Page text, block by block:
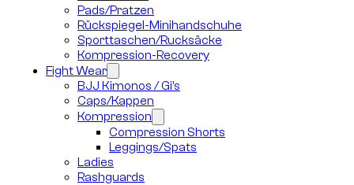
Pads/Pratzen
Rückspiegel-Minihandschuhe
Sporttaschen/Rucksäcke
Kompression-Recovery
Fight Wear
BJJ Kimonos / Gi’s
Caps/Kappen
Kompression
Compression Shorts
Leggings/Spats
Ladies
Rashguards